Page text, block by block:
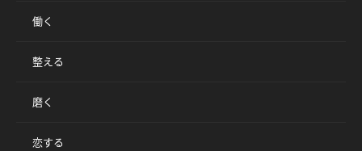
働く
整える
磨く
恋する